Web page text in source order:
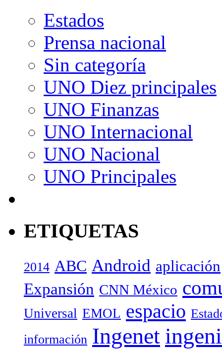
Estados
Prensa nacional
Sin categoría
UNO Diez principales
UNO Finanzas
UNO Internacional
UNO Nacional
UNO Principales
ETIQUETAS
2014 ABC Android aplicación
Expansión CNN México
Universal EMOL espacio
información Ingenet